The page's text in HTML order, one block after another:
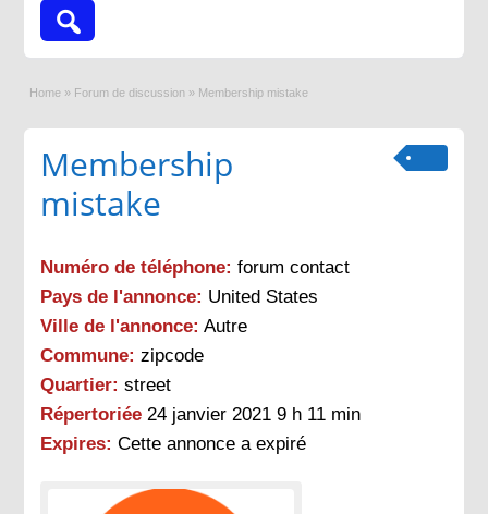
Home » Forum de discussion » Membership mistake
Membership
mistake
Numéro de téléphone: forum contact
Pays de l'annonce: United States
Ville de l'annonce: Autre
Commune: zipcode
Quartier: street
Répertoriée 24 janvier 2021 9 h 11 min
Expires: Cette annonce a expiré